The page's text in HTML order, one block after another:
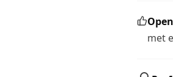
met